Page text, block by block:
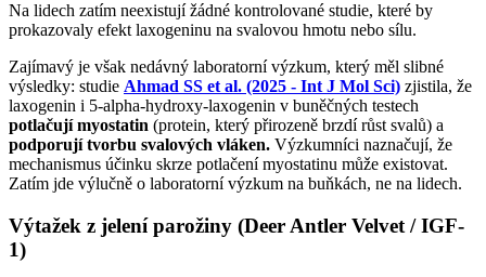
Na lidech zatím neexistují žádné kontrolované studie, které by
prokazovaly efekt laxogeninu na svalovou hmotu nebo sílu.
Zajímavý je však nedávný laboratorní výzkum, který měl slibné
výsledky: studie Ahmad SS et al. (2025 - Int J Mol Sci) zjistila, že
laxogenin i 5-alpha-hydroxy-laxogenin v buněčných testech
potlačují myostatin (protein, který přirozeně brzdí růst svalů) a
podporují tvorbu svalových vláken. Výzkumníci naznačují, že
mechanismus účinku skrze potlačení myostatinu může existovat.
Zatím jde výlučně o laboratorní výzkum na buňkách, ne na lidech.
Výtažek z jelení parožiny (Deer Antler Velvet / IGF-
1)